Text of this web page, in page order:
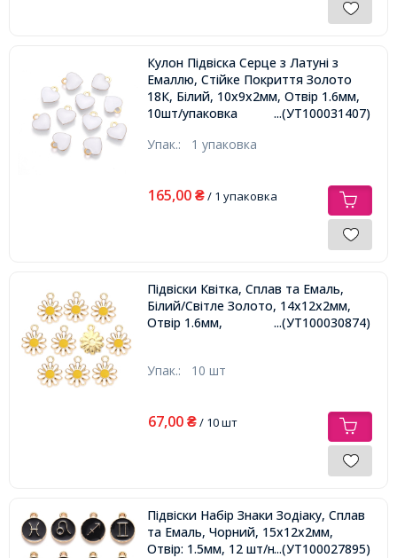
Кулон Підвіска Серце з Латуні з
Емаллю, Стійке Покриття Золото
18К, Білий, 10х9х2мм, Отвір 1.6мм,
10шт/упаковка
...(УТ100031407)
Упак.: 1 упаковка
165,00 ₴/ 1 упаковка
Підвіски Квітка, Сплав та Емаль,
Білий/Світле Золото, 14х12х2мм,
Отвір 1.6мм,
...(УТ100030874)
Упак.: 10 шт
67,00 ₴/ 10 шт
Підвіски Набір Знаки Зодіаку, Сплав
та Емаль, Чорний, 15х12х2мм,
Отвір: 1.5мм, 12 шт/набір,...(УТ100027895)